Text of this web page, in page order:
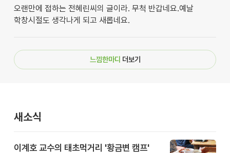
오랜만에 접하는 전혜린씨의 글이라. 무척 반갑네요.예날
학창시절도 생각나게 되고 새롭네요.
느낌한마디 더보기
새소식
이계호 교수의 태초먹거리 '황금변 캠프'